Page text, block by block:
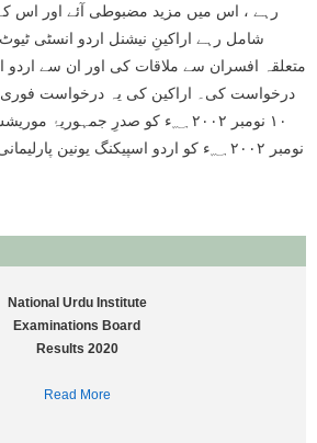
رہے ، اس میں مزید مضبوطی آئے اور اس
متعلقہ افسران سے ملاقات کی اور ان سے اردو
درخواست کی۔ اراکین کی یہ درخواست فوری
نومبر ۲۰۰۲ ؁ء کو اردو اسپیکنگ یونین
Examinations Board
Results 2020